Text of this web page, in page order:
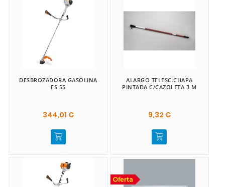
DESBROZADORA GASOLINA
FS 55
344,01 €
ALARGO TELESC.CHAPA
PINTADA C/CAZOLETA 3 M
9,32 €